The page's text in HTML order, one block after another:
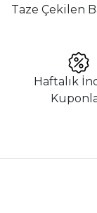
Taze Çekilen
Haftalık